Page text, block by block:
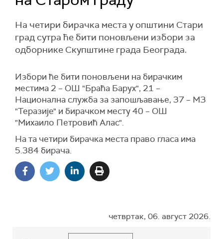
На четири бирачка места у општини Стари
град сутра ће бити поновљени избори за
одборнике Скупштине града Београда.
Избори ће бити поновљени на бирачким
местима 2 – ОШ "Браћа Барух", 21 –
Национална служба за запошљавање, 37 – МЗ
"Теразије" и бирачком месту 40 – ОШ
"Михаило Петровић Алас".
На та четири бирачка места право гласа има
5.384 бирача.
четвртак, 06. август 2026.